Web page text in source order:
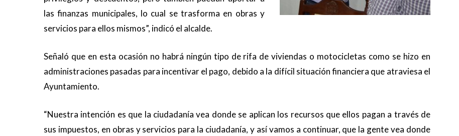
las finanzas municipales, lo cual se trasforma en obras y
servicios para ellos mismos”, indicó el alcalde.
Señaló que en esta ocasión no habrá ningún tipo de rifa de viviendas o motocicletas como se hizo en
administraciones pasadas para incentivar el pago, debido a la difícil situación financiera que atraviesa el
Ayuntamiento.
“Nuestra intención es que la ciudadanía vea donde se aplican los recursos que ellos pagan a través de
sus impuestos, en obras y servicios para la ciudadanía, y así vamos a continuar, que la gente vea donde